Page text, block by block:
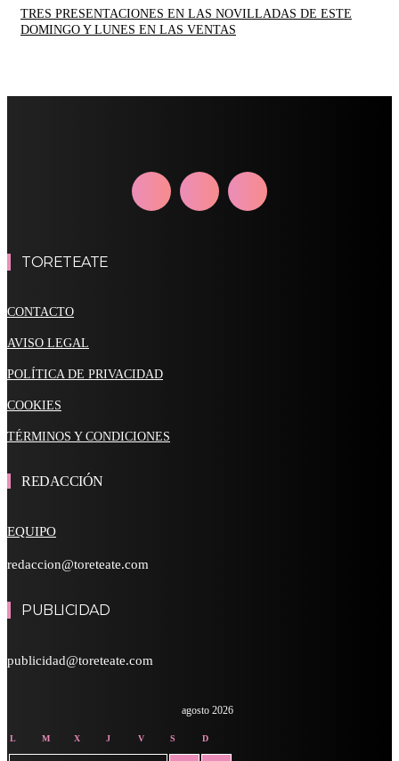
TRES PRESENTACIONES EN LAS NOVILLADAS DE ESTE
DOMINGO Y LUNES EN LAS VENTAS
TORETEATE
CONTACTO
AVISO LEGAL
POLÍTICA DE PRIVACIDAD
COOKIES
TÉRMINOS Y CONDICIONES
REDACCIÓN
EQUIPO
redaccion@toreteate.com
PUBLICIDAD
publicidad@toreteate.com
agosto 2026
L M X J V S D